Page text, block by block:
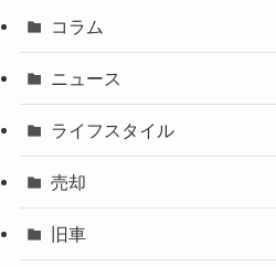
コラム
ニュース
ライフスタイル
売却
旧車